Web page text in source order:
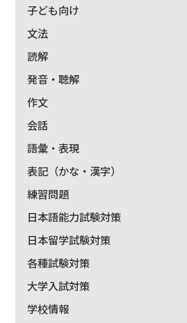
子ども向け
文法
読解
発音・聴解
作文
会話
語彙・表現
表記（かな・漢字）
練習問題
日本語能力試験対策
日本留学試験対策
各種試験対策
大学入試対策
学校情報